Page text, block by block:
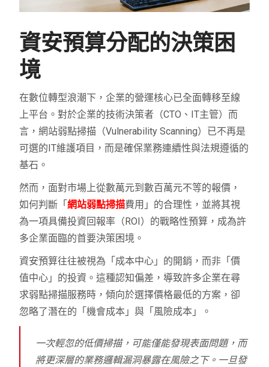
資安預算分配的決策困
境
在數位轉型浪潮下，企業的營運核心已全面轉移至線
上平台。對於企業的技術決策者（CTO、IT主管）而
言，網站弱點掃描（Vulnerability Scanning）已不再是
可選的IT維護項目，而是確保業務連續性與法規遵循的
基石。
然而，面對市場上從數萬元到數百萬元不等的報價，
如何判斷「網站弱點掃描費用」的合理性，並將其視
為一項具備投資回報率（ROI）的戰略性預算，成為許
多企業面臨的首要決策困境。
資安預算往往被視為「成本中心」的開銷，而非「價
值中心」的投資。這種認知偏差，導致許多企業在尋
求弱點掃描服務時，傾向於選擇價格最低的方案，卻
忽略了潛在的「機會成本」與「風險成本」。
一次輕忽的低價掃描，可能僅能發現表面問題，而
將更深層的業務邏輯漏洞暴露在風險之下。一旦發